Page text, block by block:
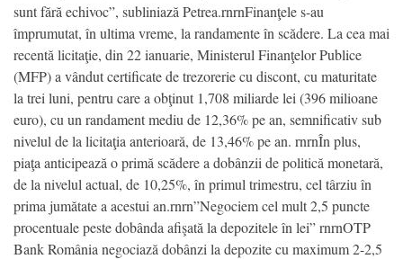
sunt fără echivoc”, subliniază Petrea.rnrnFinanţele s-au
împrumutat, în ultima vreme, la randamente în scădere. La cea mai
recentă licitaţie, din 22 ianuarie, Ministerul Finanţelor Publice
(MFP) a vândut certificate de trezorerie cu discont, cu maturitate
la trei luni, pentru care a obţinut 1,708 miliarde lei (396 milioane
euro), cu un randament mediu de 12,36% pe an, semnificativ sub
nivelul de la licitaţia anterioară, de 13,46% pe an. rnrnÎn plus,
piaţa anticipează o primă scădere a dobânzii de politică monetară,
de la nivelul actual, de 10,25%, în primul trimestru, cel târziu în
prima jumătate a acestui an.rnrn”Negociem cel mult 2,5 puncte
procentuale peste dobânda afişată la depozitele în lei” rnrnOTP
Bank România negociază dobânzi la depozite cu maximum 2-2,5